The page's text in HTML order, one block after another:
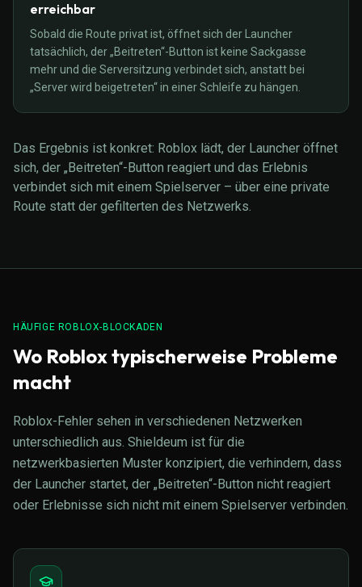
erreichbar
Sobald die Route privat ist, öffnet sich der Launcher
tatsächlich, der „Beitreten“-Button ist keine Sackgasse
mehr und die Serversitzung verbindet sich, anstatt bei
„Server wird beigetreten“ in einer Schleife zu hängen.
Das Ergebnis ist konkret: Roblox lädt, der Launcher öffnet
sich, der „Beitreten“-Button reagiert und das Erlebnis
verbindet sich mit einem Spielserver – über eine private
Route statt der gefilterten des Netzwerks.
HÄUFIGE ROBLOX-BLOCKADEN
Wo Roblox typischerweise Probleme
macht
Roblox-Fehler sehen in verschiedenen Netzwerken
unterschiedlich aus. Shieldeum ist für die
netzwerkbasierten Muster konzipiert, die verhindern, dass
der Launcher startet, der „Beitreten“-Button nicht reagiert
oder Erlebnisse sich nicht mit einem Spielserver verbinden.